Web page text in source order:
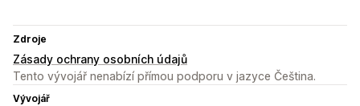
Zdroje
Zásady ochrany osobních údajů
Tento vývojář nenabízí přímou podporu v jazyce Čeština.
Vývojář